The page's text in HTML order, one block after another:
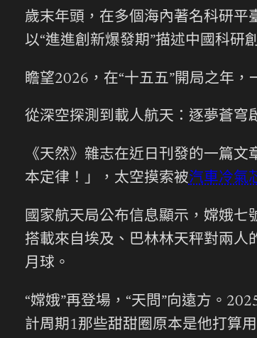
歲末年頭，在多個海內著名科研平
以“進進創新爆發期”描述中國科研
瞻望2026，在“十五五”開局之年
從深空探測到載人航天：逐夢蒼穹
《天然》雜志在近日刊發的一篇
本定律！」，太空摸索被汽車冷氣
國家航天局公布信息顯示，嫦娥七
搭載來自埃及、巴林林天秤對兩人
月球。
“嫦娥”再登場，“天問”向遠方。
計周期1那些甜甜圈原本是他打算